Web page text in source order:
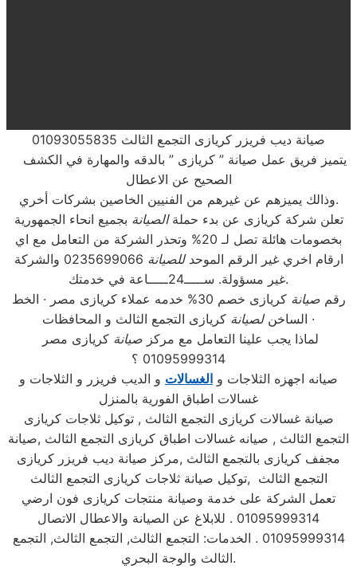
صيانة ديب فريزر كريازى التجمع الثالث 01093055835
الصحيح عن الاعطال
وذالك يميزهم عن غيرهم من الفنيين الخاصين بشركات أخري.
تعلن شركة كريازى عن بدء حملةالصيانة بجميع انحاء الجمهورية
بخصومات هائلة تصل لـ 20% وتحذر الشركة من التعامل مع اي
ارقام اخري غير الرقم الموحدللصيانة
0235699066 والشركة
غير مسؤولة. ســـــ24ـــــاعة في خدمتك.
رقمصيانة
كريازى خصم 30% خدمه عملاء كريازى مصر · الخط
الساخنلصيانة
كريازى التجمع الثالث و المحافظات ·
لماذا يجب علينا التعامل مع مركز صيانة كريازى مصر
01095999314 ؟
صيانه اجهزه الثلاجات و الغسالات و الديب فريزر و الثلاجات و
غسالات اطباق الفورية بالمنزل
صيانة غسالات كريازى التجمع الثالث , توكيل ثلاجات كريازى
التجمع الثالث , صيانه غسالات اطباق كريازى التجمع الثالث ,صيانة
مجفف كريازى بالتجمع الثالث ,مركز صيانة ديب فريزر كريازى
التجمع الثالث ,توكيل صيانة ثلاجات كريازى التجمع الثالث
تعمل الشركة على خدمة وصيانة منتجات كريازى فون ارضي
01095999314 . للابلاغ عن الصيانة والاعطال الاتصال
01095999314 . الخدمات: التجمع الثالث, التجمع الثالث, التجمع
الثالث والوجة البحري.